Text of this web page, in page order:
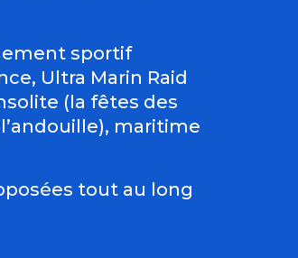
sportif
Ultra Marin Raid
(la fêtes des
maritime
tout au long